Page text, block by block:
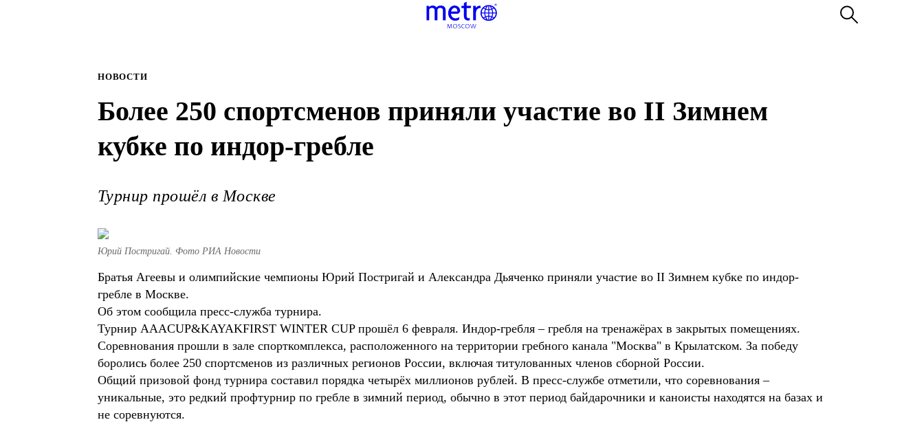
НОВОСТИ
Более 250 спортсменов приняли участие во II Зимнем
кубке по индор-гребле
Турнир прошёл в Москве
Юрий Постригай. Фото РИА Новости
Братья Агеевы и олимпийские чемпионы Юрий Постригай и Александра Дьяченко приняли участие во II Зимнем кубке по индор-
гребле в Москве.
Об этом сообщила пресс-служба турнира.
Турнир AAACUP&KAYAKFIRST WINTER CUP прошёл 6 февраля. Индор-гребля – гребля на тренажёрах в закрытых помещениях.
Соревнования прошли в зале спорткомплекса, расположенного на территории гребного канала "Москва" в Крылатском. За победу
боролись более 250 спортсменов из различных регионов России, включая титулованных членов сборной России.
Общий призовой фонд турнира составил порядка четырёх миллионов рублей. В пресс-службе отметили, что соревнования –
уникальные, это редкий профтурнир по гребле в зимний период, обычно в этот период байдарочники и каноисты находятся на базах и
не соревнуются.